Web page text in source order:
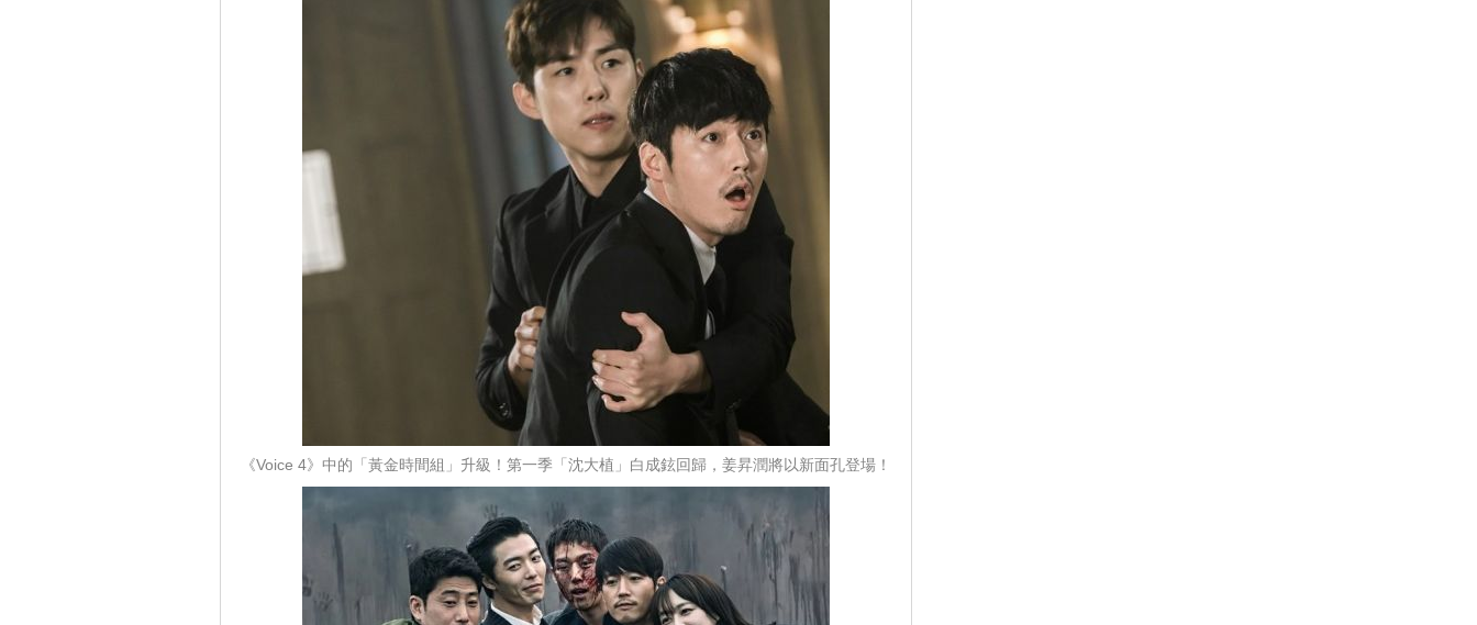
《Voice 4》中的「黃金時間組」升級！第一季「沈大植」白成鉉回歸，姜昇潤將以新面孔登場！